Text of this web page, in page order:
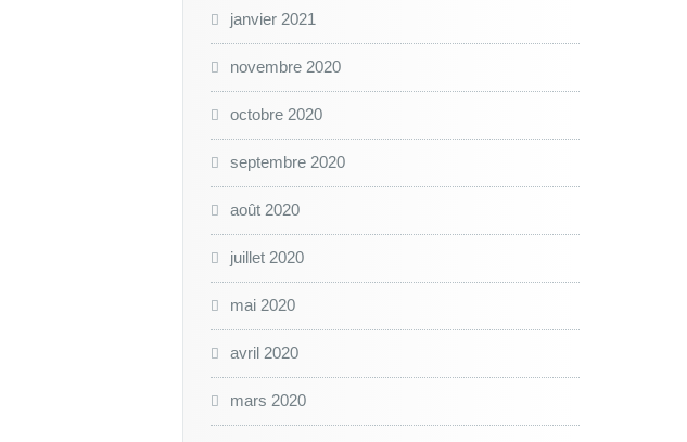
janvier 2021
novembre 2020
octobre 2020
septembre 2020
août 2020
juillet 2020
mai 2020
avril 2020
mars 2020